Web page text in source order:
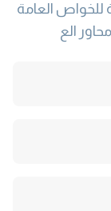
للخواص العامة
الع